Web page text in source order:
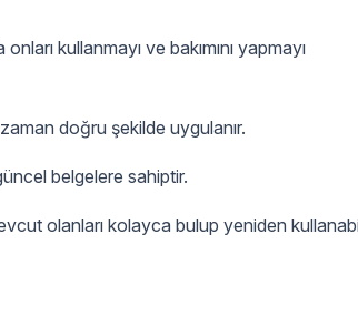
kullanmayı ve bakımını yapmayı
doğru şekilde uygulanır.
belgelere sahiptir.
olanları kolayca bulup yeniden